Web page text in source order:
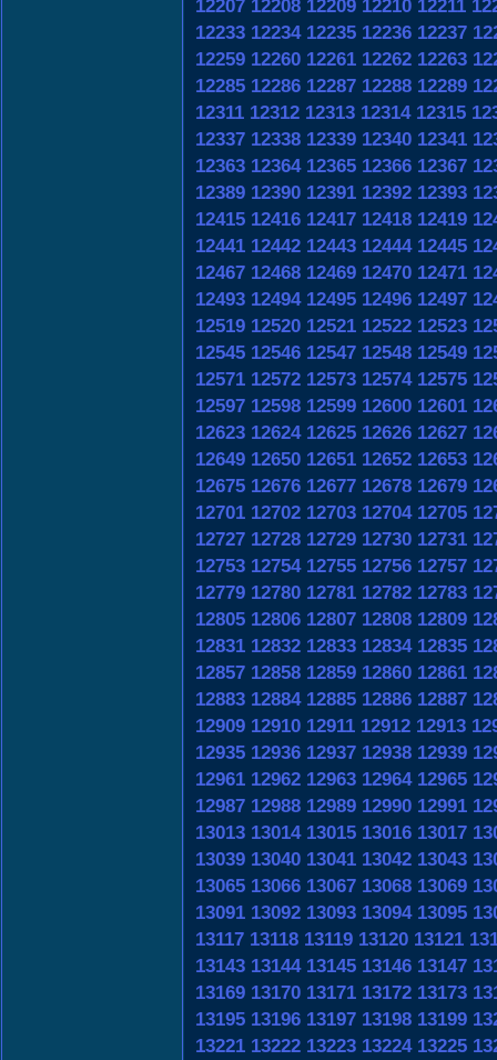
12207 12208 12209 12210 12211
12233 12234 12235 12236 12237
12259 12260 12261 12262 12263
12285 12286 12287 12288 12289
12311 12312 12313 12314 12315
12337 12338 12339 12340 12341
12363 12364 12365 12366 12367
12389 12390 12391 12392 12393
12415 12416 12417 12418 12419
12441 12442 12443 12444 12445
12467 12468 12469 12470 12471
12493 12494 12495 12496 12497
12519 12520 12521 12522 12523
12545 12546 12547 12548 12549
12571 12572 12573 12574 12575
12597 12598 12599 12600 12601
12623 12624 12625 12626 12627
12649 12650 12651 12652 12653
12675 12676 12677 12678 12679
12701 12702 12703 12704 12705
12727 12728 12729 12730 12731
12753 12754 12755 12756 12757
12779 12780 12781 12782 12783
12805 12806 12807 12808 12809
12831 12832 12833 12834 12835
12857 12858 12859 12860 12861
12883 12884 12885 12886 12887
12909 12910 12911 12912 12913
12935 12936 12937 12938 12939
12961 12962 12963 12964 12965
12987 12988 12989 12990 12991
13013 13014 13015 13016 13017
13039 13040 13041 13042 13043
13065 13066 13067 13068 13069
13091 13092 13093 13094 13095
13117 13118 13119 13120 13121
13143 13144 13145 13146 13147
13169 13170 13171 13172 13173
13195 13196 13197 13198 13199
13221 13222 13223 13224 13225